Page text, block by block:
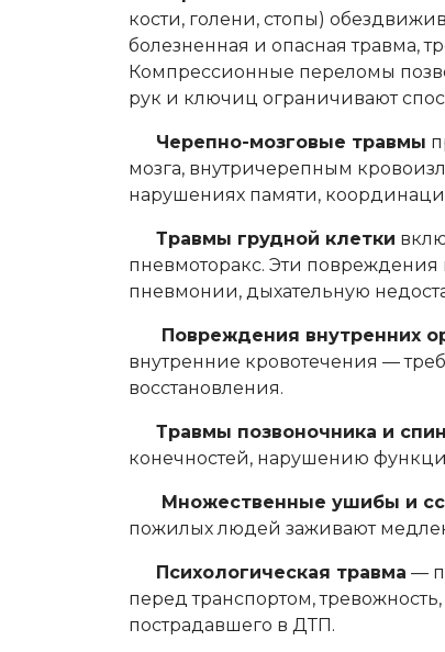
кости, голени, стопы)
болезненная и опасная травма,
Компрессионные переломы
рук и ключиц ограничивают
Черепно-мозговые травмы
мозга, внутричерепным
нарушениях памяти,
Травмы грудной клетки
пневмоторакс. Эти
пневмонии, дыхательную
Повреждения внутренних
внутренние кровотечения —
восстановления.
Травмы позвоночника и
конечностей, нарушению
Множественные ушибы и
пожилых людей заживают
Психологическая травма —
перед транспортом,
пострадавшего в ДТП.